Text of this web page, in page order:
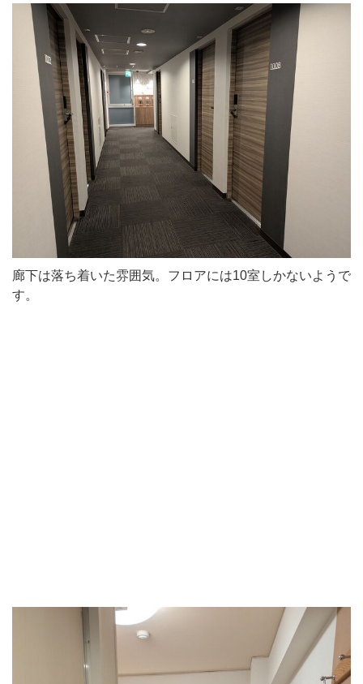
廊下は落ち着いた雰囲気。フロアには10室しかないようで
す。